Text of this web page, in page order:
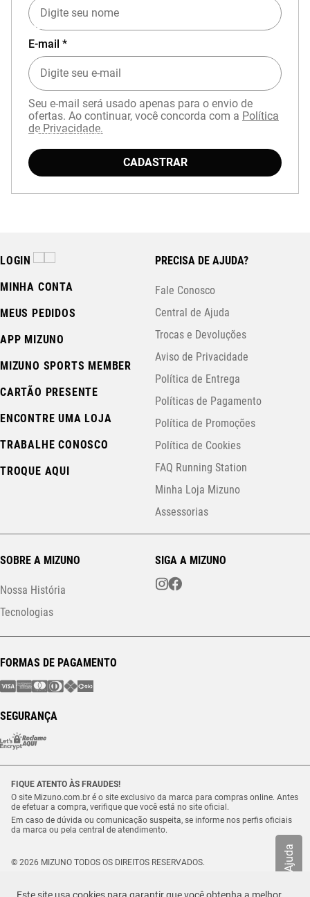
Ajuda
EXPERIÊNCIA MIZUNO NO APP
Baixe o aplicativo Mizuno e garanta
com cupomAPP15.
E-mail *
Seu e-mail será usado apenas para o envio de
ofertas. Ao continuar, você concorda com a Política
de Privacidade.
CADASTRAR
LOGIN
MINHA CONTA
MEUS PEDIDOS
APP MIZUNO
MIZUNO SPORTS MEMBER
CARTÃO PRESENTE
ENCONTRE UMA LOJA
TRABALHE CONOSCO
TROQUE AQUI
PRECISA DE AJUDA?
Fale Conosco
Central de Ajuda
Trocas e Devoluções
Aviso de Privacidade
Política de Entrega
Políticas de Pagamento
Política de Promoções
Política de Cookies
FAQ Running Station
Minha Loja Mizuno
Assessorias
SOBRE A MIZUNO
Nossa História
Tecnologias
SIGA A MIZUNO
FORMAS DE PAGAMENTO
SEGURANÇA
FIQUE ATENTO ÀS FRAUDES!
O site Mizuno.com.br é o site exclusivo da marca para compras online. Antes
de efetuar a compra, verifique que você está no site oficial.
Em caso de dúvida ou comunicação suspeita, se informe nos perfis oficiais
da marca ou pela central de atendimento.
© 2026 MIZUNO TODOS OS DIREITOS RESERVADOS.